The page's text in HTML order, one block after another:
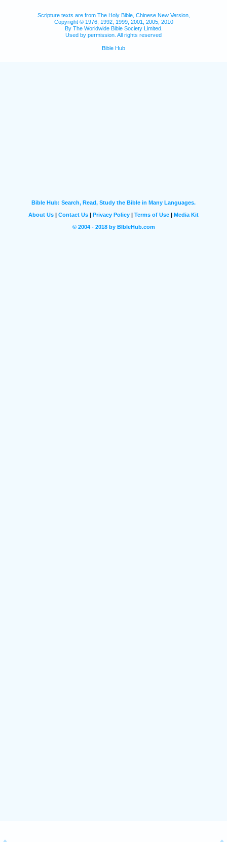
Scripture texts are from The Holy Bible, Chinese New Version,
Copyright © 1976, 1992, 1999, 2001, 2005, 2010
By The Worldwide Bible Society Limited.
Used by permission. All rights reserved
Bible Hub